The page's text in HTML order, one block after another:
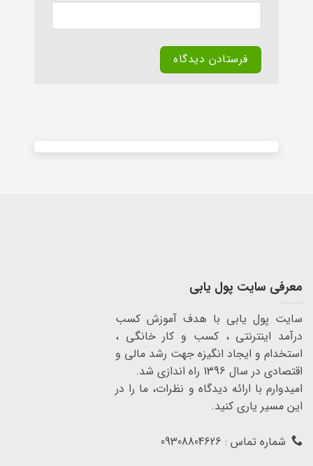
معرفی سایت پول یابی
سایت پول یابی با هدف آموزش کسب
درآمد اینترنتی ، کسب و کار خانگی ،
استخدام و ایجاد انگیزه جهت رشد مالی و
اقتصادی در سال 1396 راه اندازی شد.
امیدوارم با ارائه دیدگاه و نظرات، ما را در
این مسیر یاری کنید.
شماره تماس : 09308804626